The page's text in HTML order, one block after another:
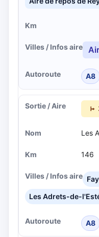
A8
Les
146
Les Adrets-de-
A8